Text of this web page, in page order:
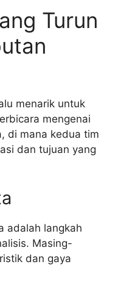
Turun
menarik untuk
mengenai
di mana kedua tim
dan tujuan yang
adalah langkah
Masing-
dan gaya